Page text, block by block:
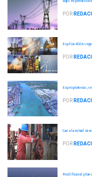
POR
Explica ASEA
POR
Expropiatorias,
POR
Cae a la mitad
POR
Modifican al